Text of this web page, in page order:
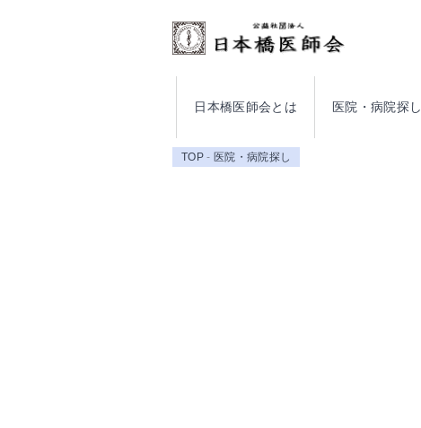
日本橋医師会とは 医院・病院探し
TOP 医院・病院探し